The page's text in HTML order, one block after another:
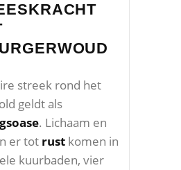
streek rond het
geldt als
. Lichaam en
er tot rust komen in
kuurbaden, vier